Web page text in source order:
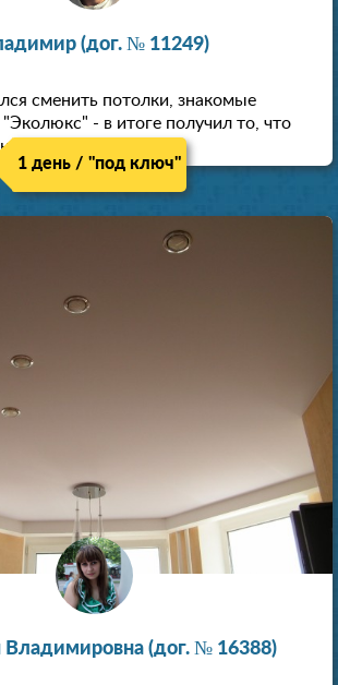
(дог. № 11249)
сменить потолки, знакомые
"Эколюкс" - в итоге получил то, что
нормальная.
1 день / "под ключ"
Владимировна (дог. № 16388)